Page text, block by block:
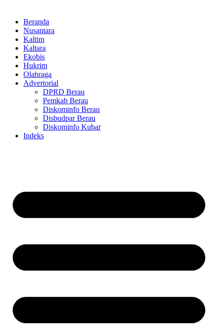
Beranda
Nusantara
Kaltim
Kaltara
Ekobis
Hukrim
Olahraga
Advertorial
DPRD Berau
Pemkab Berau
Diskominfo Berau
Disbudpar Berau
Diskominfo Kubar
Indeks